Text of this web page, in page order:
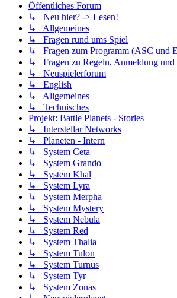
Öffentliches Forum
↳ Neu hier? -> Lesen!
↳ Allgemeines
↳ Fragen rund ums Spiel
↳ Fragen zum Programm (ASC und
↳ Fragen zu Regeln, Anmeldung und
↳ Neuspielerforum
↳ English
↳ Allgemeines
↳ Technisches
Projekt: Battle Planets - Stories
↳ Interstellar Networks
↳ Planeten - Intern
↳ System Ceta
↳ System Grando
↳ System Khal
↳ System Lyra
↳ System Merpha
↳ System Mystery
↳ System Nebula
↳ System Red
↳ System Thalia
↳ System Tulon
↳ System Turnus
↳ System Tyr
↳ System Zonas